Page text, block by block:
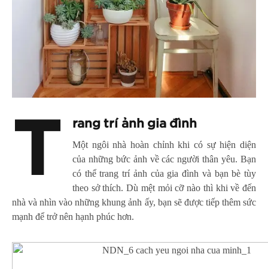
T rang trí ảnh gia đình
Một ngôi nhà hoàn chỉnh khi có sự hiện diện
của những bức ảnh về các người thân yêu. Bạn
có thể trang trí ảnh của gia đình và bạn bè tùy
theo sở thích. Dù mệt mỏi cỡ nào thì khi về đến
nhà và nhìn vào những khung ảnh ấy, bạn sẽ được tiếp thêm sức
mạnh để trở nên hạnh phúc hơn.